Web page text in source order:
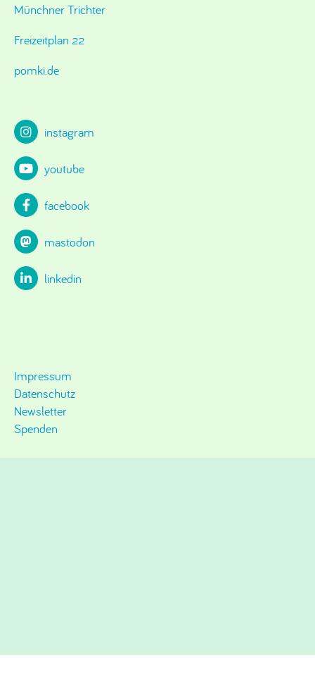
Münchner Trichter
Freizeitplan 22
pomki.de
instagram
youtube
facebook
mastodon
linkedin
Impressum
Datenschutz
Newsletter
Spenden